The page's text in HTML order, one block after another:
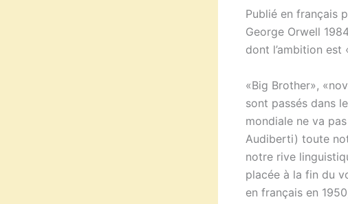
Publié en français
George Orwell
dont l’ambition
«Big Brother»,
sont passés dans
mondiale ne va
Audiberti) toute
notre rive
placée à la fin du
en français en